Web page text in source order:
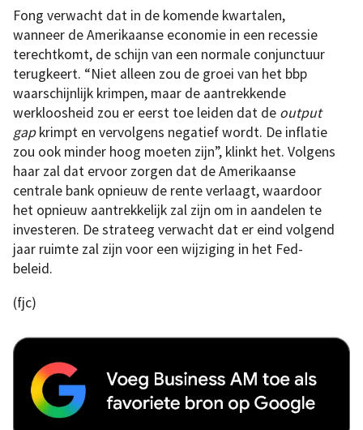
Fong verwacht dat in de komende kwartalen,
wanneer de Amerikaanse economie in een recessie
terechtkomt, de schijn van een normale conjunctuur
terugkeert. “Niet alleen zou de groei van het bbp
waarschijnlijk krimpen, maar de aantrekkende
werkloosheid zou er eerst toe leiden dat de output
gapkrimpt en vervolgens negatief wordt. De inflatie
zou ook minder hoog moeten zijn”, klinkt het. Volgens
haar zal dat ervoor zorgen dat de Amerikaanse
centrale bank opnieuw de rente verlaagt, waardoor
het opnieuw aantrekkelijk zal zijn om in aandelen te
investeren. De strateeg verwacht dat er eind volgend
jaar ruimte zal zijn voor een wijziging in het Fed-
beleid.
(fjc)